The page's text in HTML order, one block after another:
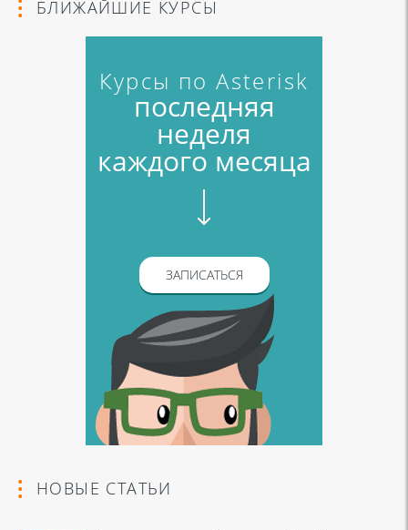
БЛИЖАЙШИЕ КУРСЫ
Курсы по Asterisk
последняя
неделя
каждого месяца
ЗАПИСАТЬСЯ
НОВЫЕ СТАТЬИ